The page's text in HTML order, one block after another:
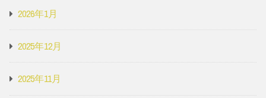
2026年1月
2025年12月
2025年11月